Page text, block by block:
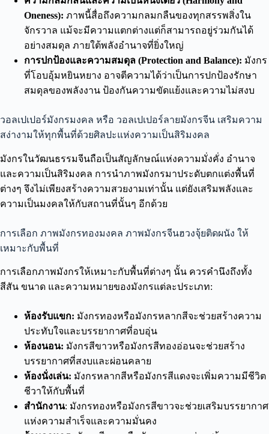
Oneness): ภาพนี้สื่อถึงความกลมกลืนของทุกสรรพสิ่งใน
จักรวาล แม้จะมีความแตกต่างแต่ก็สามารถอยู่ร่วมกันได้
อย่างสมดุล ภายใต้พลังอำนาจที่ยิ่งใหญ่
การปกป้องและความสมดุล (Protection and Balance): มังกร
ที่โอบอุ้มหยินหยาง อาจตีความได้ว่าเป็นการปกป้องรักษา
สมดุลของพลังงาน ป้องกันความขัดแย้งและความไม่สงบ
วอลเปเปอร์มังกรมงคล หรือ วอลเปเปอร์ลายมังกรจีน เสริมความ
สง่างามให้ทุกพื้นที่ด้วยศิลปะแห่งความเป็นสิริมงคล
มังกรในวัฒนธรรมจีนถือเป็นสัญลักษณ์แห่งความมั่งคั่ง อำนาจ
และความเป็นสิริมงคล การนำภาพมังกรมาประดับตกแต่งพื้นที่
ต่างๆ จึงไม่เพียงสร้างความสวยงามเท่านั้น แต่ยังเสริมพลังและ
ความเป็นมงคลให้กับสถานที่นั้นๆ อีกด้วย
การเลือก ภาพมังกรทองมงคล ภาพมังกรจีนฮวงจุ้ยติดผนัง ให้
เหมาะกับพื้นที่
การเลือกภาพมังกรให้เหมาะกับพื้นที่ต่างๆ นั้น ควรคำนึงถึงทั้ง
สีสัน ขนาด และความหมายของมังกรแต่ละประเภท:
ห้องรับแขก: มังกรทองหรือมังกรหลากสีจะช่วยสร้างความ
ประทับใจและบรรยากาศที่อบอุ่น
ห้องนอน: มังกรสีขาวหรือมังกรสีทองอ่อนจะช่วยสร้าง
บรรยากาศที่สงบและผ่อนคลาย
ห้องนั่งเล่น: มังกรหลากสีหรือมังกรสีแดงจะเพิ่มความมีชีวิต
ชีวาให้กับพื้นที่
สำนักงาน: มังกรทองหรือมังกรสีขาวจะช่วยเสริมบรรยากาศ
แห่งความสำเร็จและความมั่นคง